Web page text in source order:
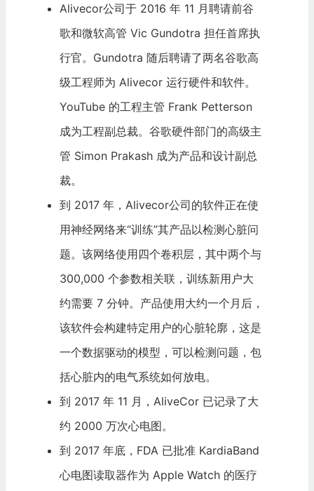
Alivecor公司于 2016 年 11 月聘请前谷
歌和微软高管 Vic Gundotra 担任首席执
行官。Gundotra 随后聘请了两名谷歌高
级工程师为 Alivecor 运行硬件和软件。
YouTube 的工程主管 Frank Petterson
成为工程副总裁。谷歌硬件部门的高级主
管 Simon Prakash 成为产品和设计副总
裁。
到 2017 年，Alivecor公司的软件正在使
用神经网络来“训练”其产品以检测心脏问
题。该网络使用四个卷积层，其中两个与
300,000 个参数相关联，训练新用户大
约需要 7 分钟。产品使用大约一个月后，
该软件会构建特定用户的心脏轮廓，这是
一个数据驱动的模型，可以检测问题，包
括心脏内的电气系统如何放电。
到 2017 年 11 月，AliveCor 已记录了大
约 2000 万次心电图。
到 2017 年底，FDA 已批准 KardiaBand
心电图读取器作为 Apple Watch 的医疗